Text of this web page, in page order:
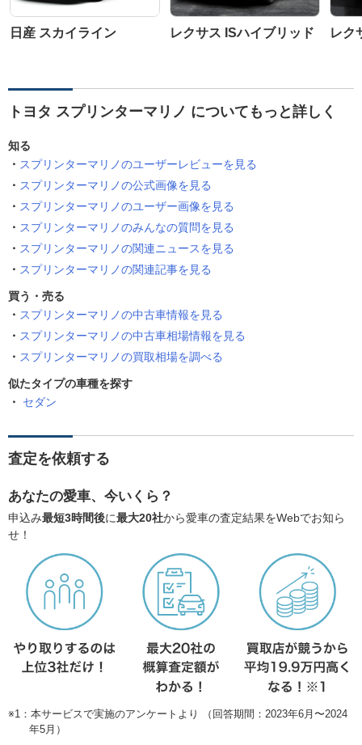
日産 スカイライン レクサス ISハイブリッド レク
トヨタ スプリンターマリノ についてもっと詳しく
知る
スプリンターマリノのユーザーレビューを見る
スプリンターマリノの公式画像を見る
スプリンターマリノのユーザー画像を見る
スプリンターマリノのみんなの質問を見る
スプリンターマリノの関連ニュースを見る
スプリンターマリノの関連記事を見る
買う・売る
スプリンターマリノの中古車情報を見る
スプリンターマリノの中古車相場情報を見る
スプリンターマリノの買取相場を調べる
似たタイプの車種を探す
セダン
査定を依頼する
あなたの愛車、今いくら？
申込み最短3時間後に最大20社から愛車の査定結果をWebでお知ら
せ！
※1：本サービスで実施のアンケートより （回答期間：2023年6月〜2024
年5月）